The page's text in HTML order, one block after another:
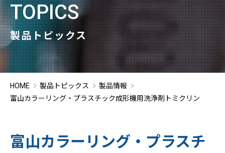
TOPICS
製品トピックス
HOME 製品トピックス
製品情報
富山カラーリング・プラスチック成形機用洗浄剤トミクリン
富山カラーリング・プラスチ